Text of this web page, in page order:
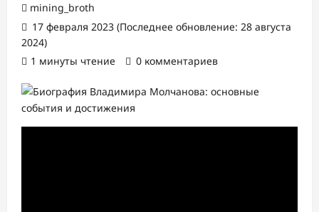
mining_broth
17 февраля 2023 (Последнее обновление: 28 августа
2024)
1 минуты чтение
0 комментариев